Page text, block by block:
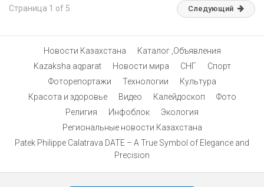
Страница 1 of 5 Следующий
Новости Казахстана
Каталог ,Объявления
Kazaksha aqparat
Новости мира СНГ
Спорт
Фоторепортажи
Технологии
Культура
Красота и здоровье
Видео Калейдоскоп
Фото
Религия
Инфоблок
Экология
Региональные новости Казахстана
Patek Philippe Calatrava DATE – A True Symbol of Elegance and
Precision